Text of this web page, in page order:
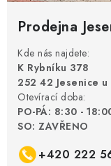
Prodejna
Kde nás najdete:
K Rybníku 378
252 42 Jesenice u
Otevírací doba:
PO-PÁ: 8:30 -
SO: ZAVŘENO
+420 222